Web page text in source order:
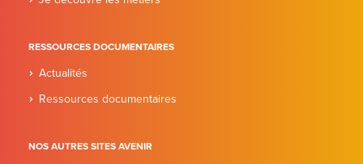
RESSOURCES DOCUMENTAIRES
Actualités
Ressources documentaires
NOS AUTRES SITES AVENIR